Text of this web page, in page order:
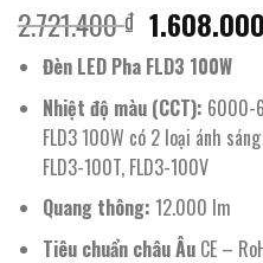
2.721.400₫ Giá
gốc
là:
Đèn LED Pha FLD3 100W
Nhiệt độ màu (CCT): 6000-
FLD3 100W có 2 loại ánh
FLD3-100T, FLD3-100V
Quang thông: 12.000 lm
Tiêu chuẩn châu Âu CE –